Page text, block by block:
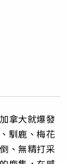
拿大就爆發
馴鹿、梅花
、無精打采